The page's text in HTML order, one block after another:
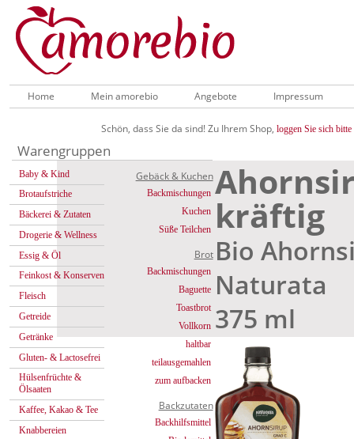
Home Mein amorebio Angebote Impressum
Schön, dass Sie da sind! Zu Ihrem Shop, loggen Sie sich bitte
Warengruppen
Baby & Kind
Brotaufstriche
Bäckerei & Zutaten
Drogerie & Wellness
Essig & Öl
Feinkost & Konserven
Fleisch
Getreide
Getränke
Gluten- & Lactosefrei
Hülsenfrüchte &
Ölsaaten
Kaffee, Kakao & Tee
Knabbereien
Gebäck & Kuchen
Backmischungen
Kuchen
Süße Teilchen
Brot
Backmischungen
Baguette
Toastbrot
Vollkorn
haltbar
teilausgemahlen
zum aufbacken
Backzutaten
Backhilfsmittel
kräftig
Bio
Naturata
375 ml